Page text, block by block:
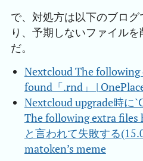
で、対処方は以下のブロ
り、予期しないファイル
だ。
Nextcloud The following
found「.rnd」 |
Nextcloud upgrade時に
The following extra files
と言われて失敗する
matoken’s meme